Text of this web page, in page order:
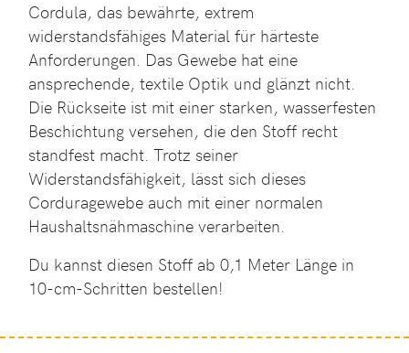
Cordula, das bewährte, extrem
widerstandsfähiges Material für härteste
Anforderungen. Das Gewebe hat eine
ansprechende, textile Optik und glänzt nicht.
Die Rückseite ist mit einer starken, wasserfesten
Beschichtung versehen, die den Stoff recht
standfest macht. Trotz seiner
Widerstandsfähigkeit, lässt sich dieses
Corduragewebe auch mit einer normalen
Haushaltsnähmaschine verarbeiten.
Du kannst diesen Stoff ab 0,1 Meter Länge in
10-cm-Schritten bestellen!